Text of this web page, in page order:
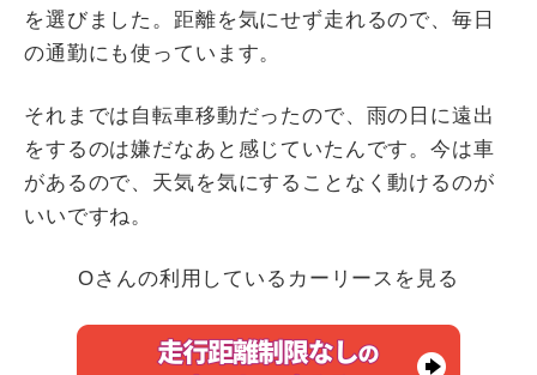
を選びました。距離を気にせず走れるので、毎日
の通勤にも使っています。
それまでは自転車移動だったので、雨の日に遠出
をするのは嫌だなあと感じていたんです。今は車
があるので、天気を気にすることなく動けるのが
いいですね。
Oさんの利用しているカーリースを見る